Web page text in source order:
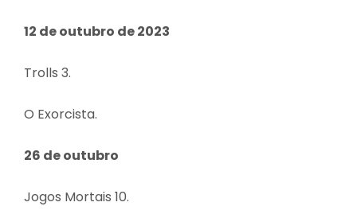
12 de outubro de 2023
Trolls 3.
O Exorcista.
26 de outubro
Jogos Mortais 10.